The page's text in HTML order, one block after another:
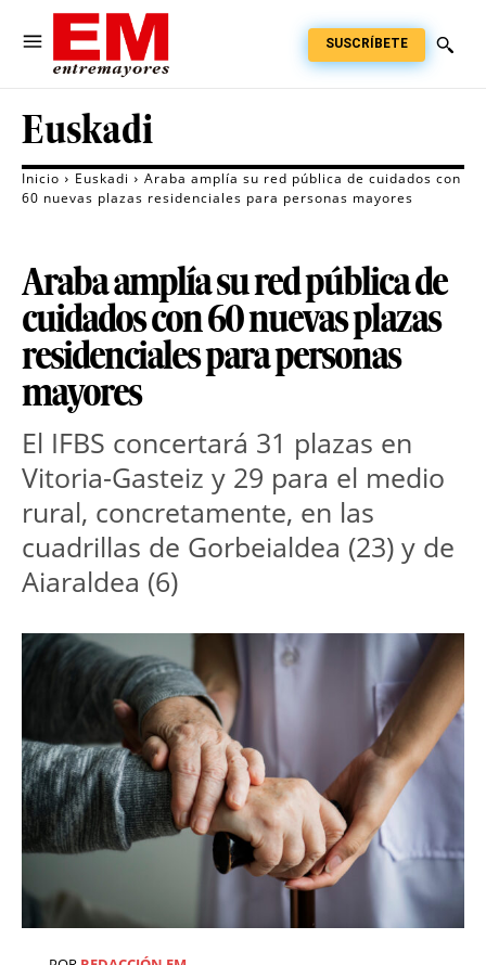
SUSCRÍBETE
Euskadi
Inicio Euskadi
Araba amplía su red pública de cuidados con
60 nuevas plazas residenciales para personas mayores
Araba amplía su red pública de
cuidados con 60 nuevas plazas
residenciales para personas
mayores
El IFBS concertará 31 plazas en
Vitoria-Gasteiz y 29 para el medio
rural, concretamente, en las
cuadrillas de Gorbeialdea (23) y de
Aiaraldea (6)